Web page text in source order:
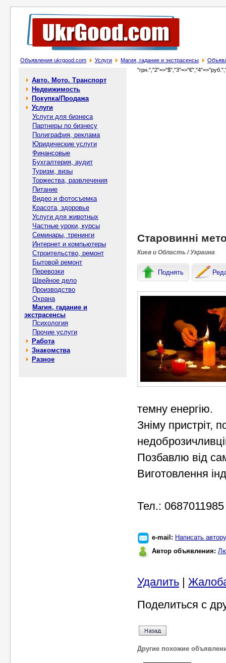
Объявления ukrgood.com Услуги Магия, гадание и экстрасенсы
Авто. Мото. Транспорт
Недвижимость
Покупка/Продажа
Услуги
Услуги для бизнеса
Партнеры по бизнесу
Полиграфия, реклама
Юридические услуги
Финансовые
Бухгалтерия, аудит
Туризм, визы
Торжества, развлечения
Питание
Видео и фотосъемка
Красота, здоровье
Услуги для животных
Частные уроки, курсы
Семинары, тренинги
Интернет и компьютеры
Строительство, ремонт
Бытовой ремонт
Перевозки
Швейное дело
Производство
Охрана
Магия, гадание и
экстрасенсы
Психология
Прочие услуги
Работа
Знакомства
Разное
Старовинні
Киев и Область / Украина
Поднять
темну енергію.
Зніму пристріт,
Позбавлю від
Виготовлення
Тел.:
e-mail: Написать автору
Автор объявления:
Удалить |
Поделиться с
Другие похожие